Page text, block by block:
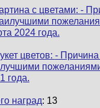
наград: 13